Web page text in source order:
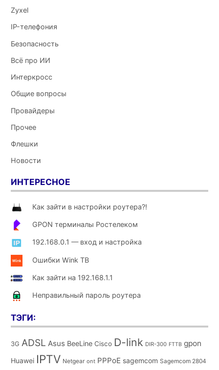
Zyxel
IP-телефония
Безопасность
Всё про ИИ
Интеркросс
Общие вопросы
Провайдеры
Прочее
Флешки
Новости
ИНТЕРЕСНОЕ
Как зайти в настройки роутера?!
GPON терминалы Ростелеком
192.168.0.1 — вход и настройка
Ошибки Wink ТВ
Как зайти на 192.168.1.1
Неправильный пароль роутера
ТЭГИ:
3G ADSL Asus BeeLine Cisco D-link DIR-300 FTTB gpon
Huawei IPTV Netgear ont PPPoE sagemcom Sagemcom 2804